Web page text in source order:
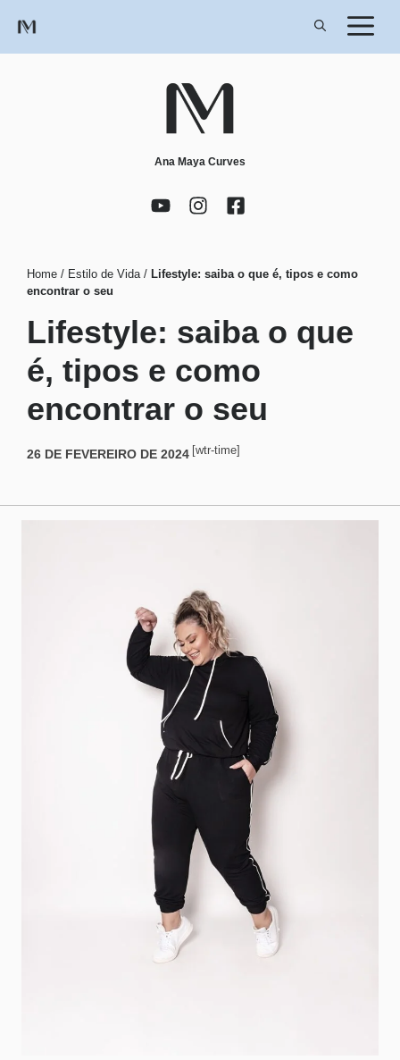
para
o
Home / Estilo de Vida/ Lifestyle: saiba o que é, tipos e como
encontrar o seu
Lifestyle: saiba o que
é, tipos e como
encontrar o seu
26 DE FEVEREIRO DE 2024 [wtr-time]
Ana Maya Curves